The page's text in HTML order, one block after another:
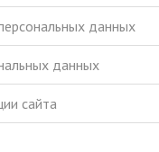
данных
данных
сайта